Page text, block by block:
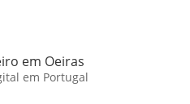
em Oeiras
em Portugal